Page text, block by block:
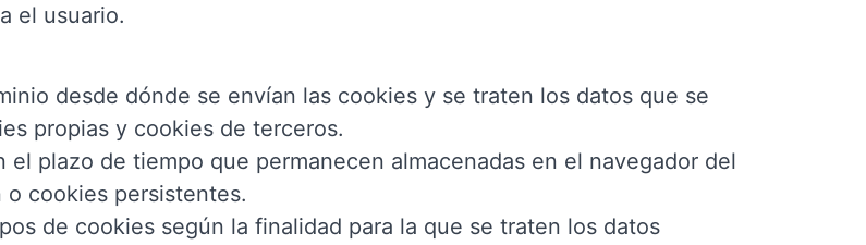
el usuario.
desde dónde se envían las cookies y se traten los datos que se
propias y cookies de terceros.
plazo de tiempo que permanecen almacenadas en el navegador del
cookies persistentes.
de cookies según la finalidad para la que se traten los datos